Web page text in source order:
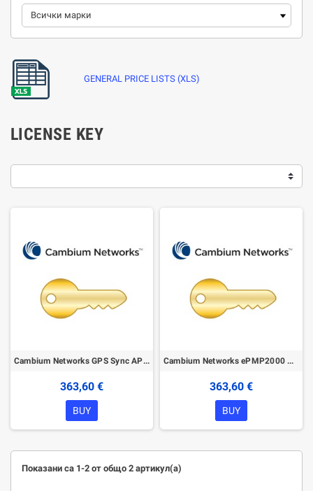
GENERAL PRICE LISTS (XLS)
LICENSE KEY
Cambium Networks GPS Sync AP License Key - Upgrade Lite (10 SM) to Full (120 SM)
363,60 €
BUY
Cambium Networks ePMP2000 AP Lite License Key - Upgrade Lite (10 SM) to Full (120 SM)
363,60 €
BUY
Показани са 1-2 от общо 2 артикул(а)